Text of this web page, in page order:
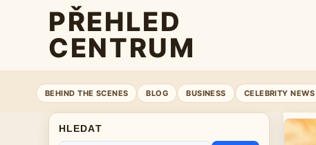
PŘEHLED
CENTRUM
BEHIND THE SCENES BLOG BUSINESS CELEBRITY NEWS
HLEDAT